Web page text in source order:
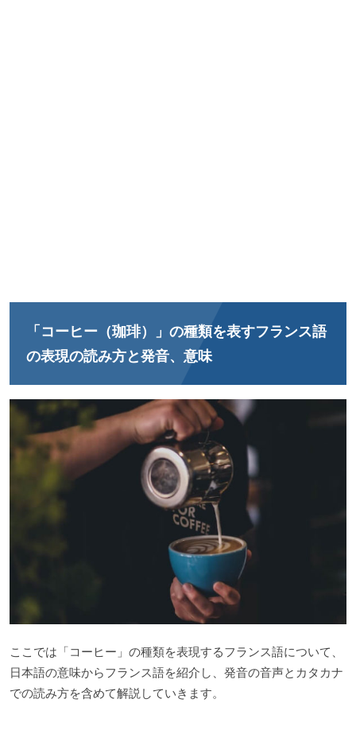
「コーヒー（珈琲）」の種類を表すフランス語
の表現の読み方と発音、意味
ここでは「コーヒー」の種類を表現するフランス語について、
日本語の意味からフランス語を紹介し、発音の音声とカタカナ
での読み方を含めて解説していきます。